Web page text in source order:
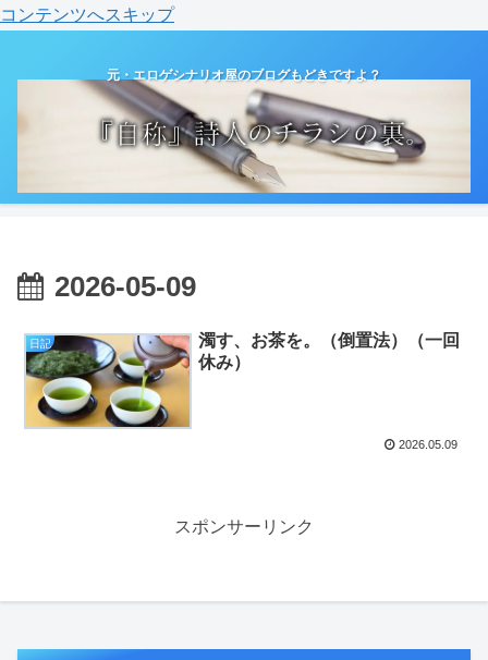
コンテンツへスキップ
元・エロゲシナリオ屋のブログもどきですよ？
2026-05-09
日記
濁す、お茶を。（倒置法）（一回
休み）
2026.05.09
スポンサーリンク